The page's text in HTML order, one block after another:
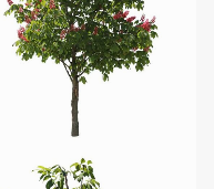
無料ダウンロード